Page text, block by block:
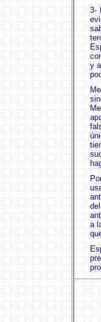
3-
y
a